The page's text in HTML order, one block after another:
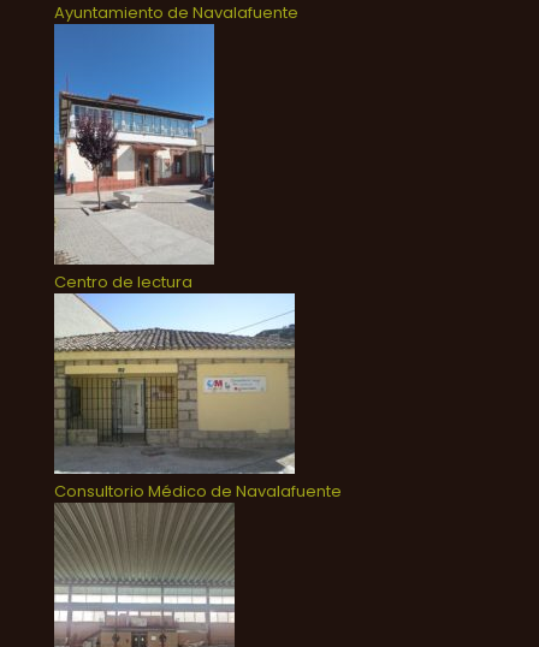
Ayuntamiento de Navalafuente
Centro de lectura
Consultorio Médico de Navalafuente